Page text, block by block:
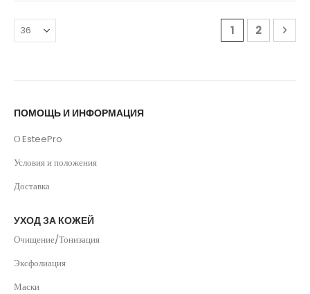
Страница
Вы сейчас
1 Страница
2
ПОМОЩЬ И ИНФОРМАЦИЯ
О EsteePro
Условия и положения
Доставка
УХОД ЗА КОЖЕЙ
Очищение/Тонизация
Эксфолиация
Маски